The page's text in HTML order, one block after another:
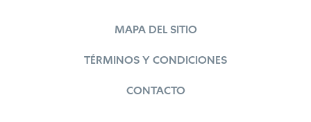
MAPA DEL SITIO
TÉRMINOS Y CONDICIONES
CONTACTO